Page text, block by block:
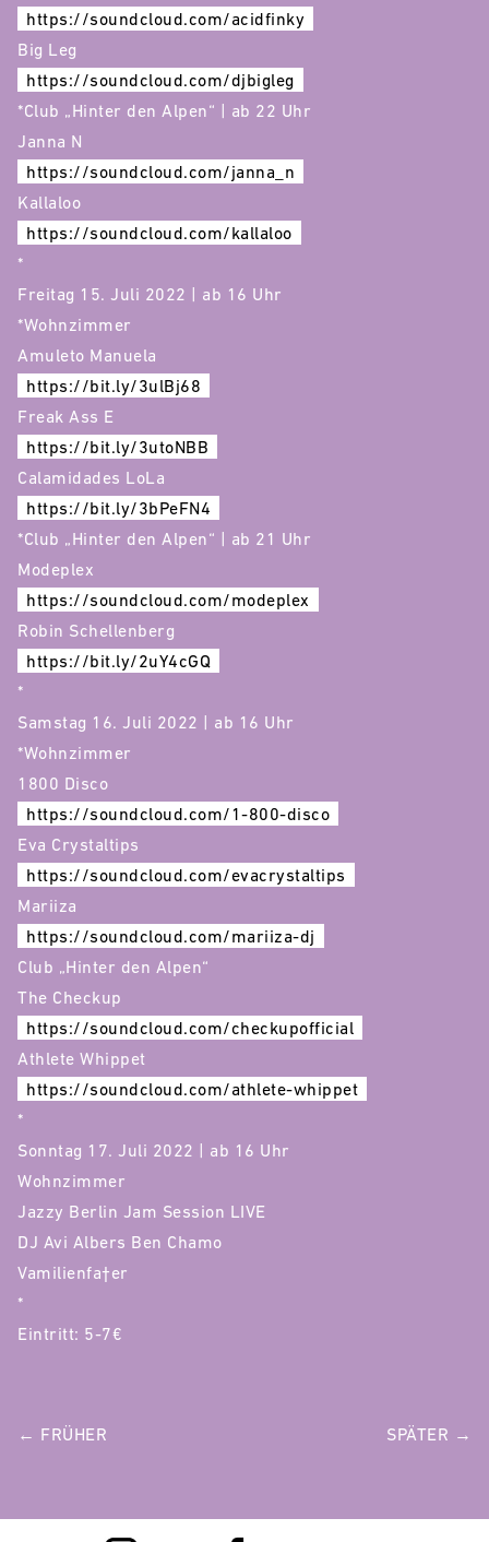
https://soundcloud.com/acidfinky
Big Leg
https://soundcloud.com/djbigleg
*Club „Hinter den Alpen“ | ab 22 Uhr
Janna N
https://soundcloud.com/janna_n
Kallaloo
https://soundcloud.com/kallaloo
*
Freitag 15. Juli 2022 | ab 16 Uhr
*Wohnzimmer
Amuleto Manuela
https://bit.ly/3ulBj68
Freak Ass E
https://bit.ly/3utoNBB
Calamidades LoLa
https://bit.ly/3bPeFN4
*Club „Hinter den Alpen“ | ab 21 Uhr
Modeplex
https://soundcloud.com/modeplex
Robin Schellenberg
https://bit.ly/2uY4cGQ
*
Samstag 16. Juli 2022 | ab 16 Uhr
*Wohnzimmer
1800 Disco
https://soundcloud.com/1-800-disco
Eva Crystaltips
https://soundcloud.com/evacrystaltips
Mariiza
https://soundcloud.com/mariiza-dj
Club „Hinter den Alpen“
The Checkup
https://soundcloud.com/checkupofficial
Athlete Whippet
https://soundcloud.com/athlete-whippet
*
Sonntag 17. Juli 2022 | ab 16 Uhr
Wohnzimmer
Jazzy Berlin Jam Session LIVE
DJ Avi Albers Ben Chamo
Vamilienfa†er
*
Eintritt: 5-7€
POST
← FRÜHER SPÄTER →